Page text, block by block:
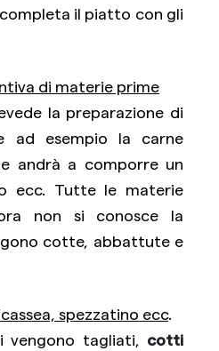
il piatto con gli
di materie prime
la preparazione di
ad esempio la carne
andrà a comporre un
ecc. Tutte le materie
non si conosce la
cotte, abbattute e
spezzatino ecc.
vengono tagliati, cotti